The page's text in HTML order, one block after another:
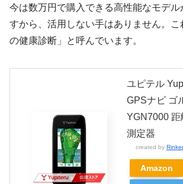
今は数万円で購入できる高性能なモデル
すから、活用しない手はありません。
の健康診断」と呼んでいます。
ユピテル
GPSナビ ゴ
YGN7000
測定器
created by Rinker
Amazon